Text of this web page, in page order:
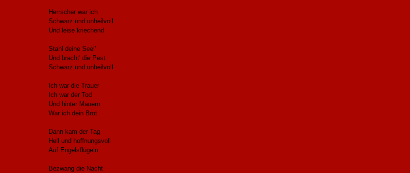
Herrscher war ich
Schwarz und unheilvoll
Und leise kriechend
Stahl deine Seel'
Und bracht' die Pest
Schwarz und unheilvoll
Ich war die Trauer
Ich war der Tod
Und hinter Mauern
War ich dein Brot
Dann kam der Tag
Hell und hoffnungsvoll
Auf Engelsflügeln
Bezwang die Nacht